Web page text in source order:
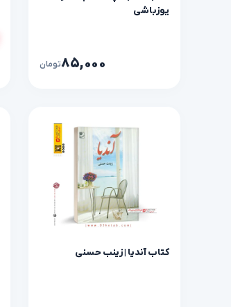
یوزباشی
۸۵,۰۰۰تومان
کتاب آنديا | زینب حسنی